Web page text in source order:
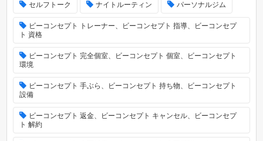
セルフトーク ナイトルーティン パーソナルジム
ビーコンセプト トレーナー、ビーコンセプト 指導、ビーコンセプ
ト 資格
ビーコンセプト 完全個室、ビーコンセプト 個室、ビーコンセプト
環境
ビーコンセプト 手ぶら、ビーコンセプト 持ち物、ビーコンセプト
設備
ビーコンセプト 返金、ビーコンセプト キャンセル、ビーコンセプ
ト 解約